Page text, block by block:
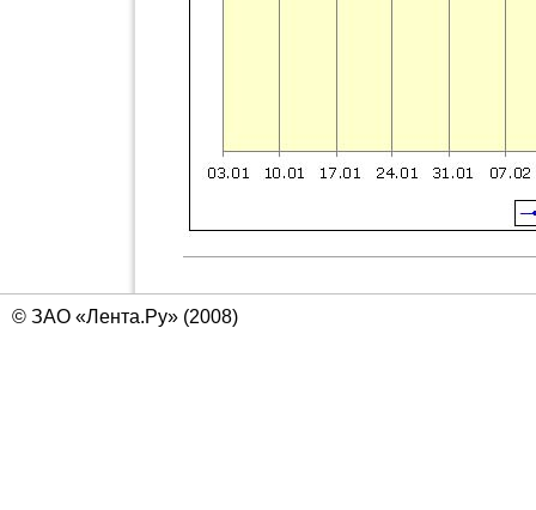
© ЗАО «Лента.Ру» (2008)